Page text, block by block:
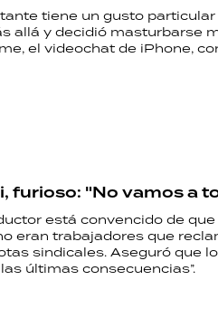
tiene un gusto
allá y decidió masturbarse
el videochat de iPhone,
furioso: "No vamos a
está convencido de
eran trabajadores que
sindicales. Aseguró que
últimas consecuencias”.